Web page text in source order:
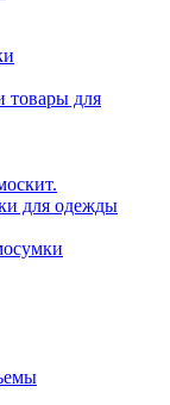
товары для
для одежды